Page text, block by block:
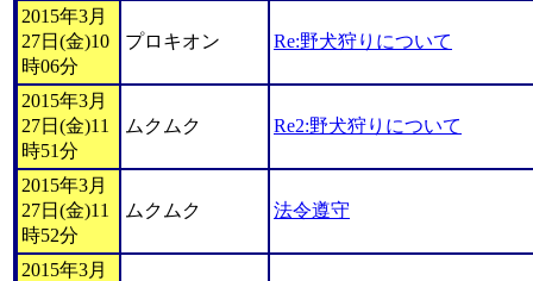
2015年3月
27日(金)10
時06分
プロキオン Re:野犬狩りについて
2015年3月
27日(金)11
時51分
ムクムク Re2:野犬狩りについて
2015年3月
27日(金)11
時52分
ムクムク 法令遵守
2015年3月